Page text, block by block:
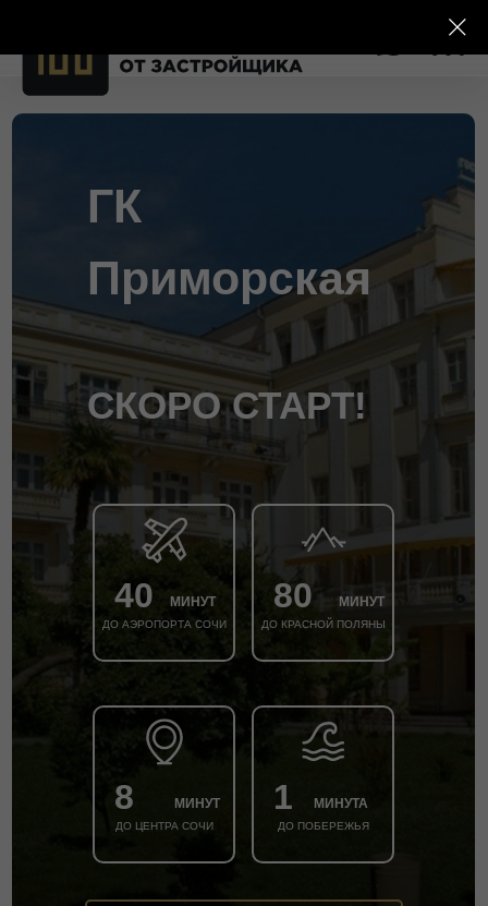
40 МИНУТ
ДО АЭРОПОРТА СОЧИ
8 МИНУТ
ДО ЦЕНТРА СОЧИ
1 МИНУТА
ДО ПОБЕРЕЖЬЯ
80 МИНУТ
ДО КРАСНОЙ ПОЛЯНЫ
СКОРО СТАРТ!
ГК
Приморская